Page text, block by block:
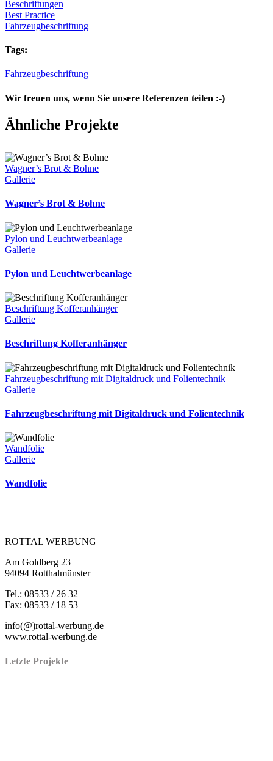
Beschriftungen
Best Practice
Fahrzeugbeschriftung
Tags:
Fahrzeugbeschriftung
Wir freuen uns, wenn Sie unsere Referenzen teilen :-)
Facebook
X
LinkedIn
WhatsApp
Pinterest
E-
Mail
Ähnliche Projekte
Wagner’s Brot & Bohne
Gallerie
Wagner’s Brot & Bohne
Pylon und Leuchtwerbeanlage
Gallerie
Pylon und Leuchtwerbeanlage
Beschriftung Kofferanhänger
Gallerie
Beschriftung Kofferanhänger
Fahrzeugbeschriftung mit Digitaldruck und Folientechnik
Gallerie
Fahrzeugbeschriftung mit Digitaldruck und Folientechnik
Wandfolie
Gallerie
Wandfolie
ROTTAL WERBUNG
Am Goldberg 23
94094 Rotthalmünster
Tel.: 08533 / 26 32
Fax: 08533 / 18 53
info(@)rottal-werbung.de
www.rottal-werbung.de
Letzte Projekte